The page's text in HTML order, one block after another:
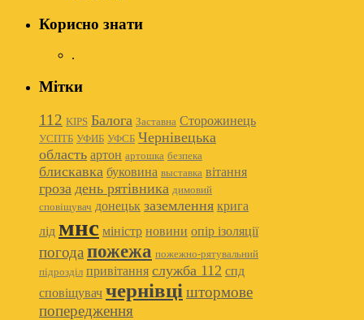
Корисно знати
.
Мітки
112 KIPS Балога Заставна Сторожинець
УСПТБ УФИБ УФСБ Чернівецька
область артон артошка безпека
блискавка буковина выставка вітання
гроза день рятівника димовий
сповіщувач донецьк заземлення крига
лід мнс міністр новини опір ізоляції
погода пожежа пожежно-рятувальний
підрозділ привітання служба 112 спд
сповіщувач чернівці штормове
попередження